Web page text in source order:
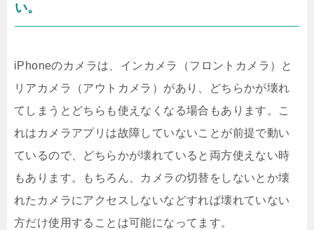
い。
iPhoneのカメラは、インカメラ（フロントカメラ）と
リアカメラ（アウトカメラ）があり、どちらかが壊れ
てしまうとどちらも使えなくなる場合もあります。こ
れはカメラアプリは故障していないことが前提で動い
ているので、どちらかが壊れていると両方使えない時
もあります。もちろん、カメラの切替をしないとか壊
れたカメラにアクセスしないなどすれば壊れていない
方だけ使用することは可能になってます。